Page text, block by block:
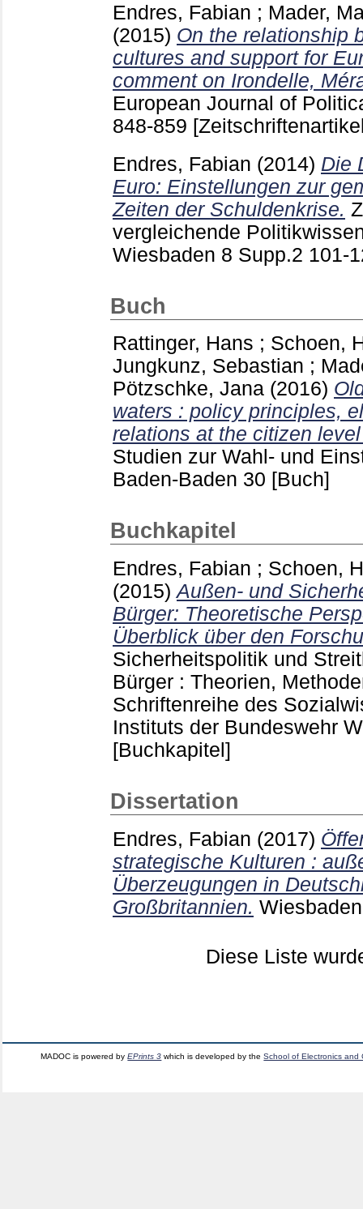
Endres, Fabian ; Mader,
(2015) On the relationship
cultures and support for
comment on Irondelle,
European Journal of
848-859
Endres, Fabian (2014) Die
Euro: Einstellungen zur
Zeiten der Schuldenkrise.
vergleichende
Wiesbaden 8 Supp.2 101-
Buch
Rattinger, Hans ; Schoen,
Jungkunz, Sebastian ;
Pötzschke, Jana (2016)
waters : policy principles,
relations at the citizen
Studien zur Wahl- und
Baden-Baden 30 [Buch]
Buchkapitel
Endres, Fabian ; Schoen,
(2015)Außen- und
Bürger: Theoretische
Überblick über den
Sicherheitspolitik und
Bürger : Theorien,
Schriftenreihe des
Instituts der Bundeswehr
[Buchkapitel]
Dissertation
Endres, Fabian (2017)
strategische Kulturen :
Überzeugungen in
Großbritannien.
Diese Liste
MADOC is powered byEPrints 3 which is developed by theSchool of Electronics and